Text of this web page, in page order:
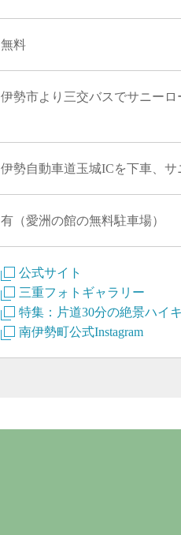
無料
伊勢市より三交バスでサニー
伊勢自動車道玉城ICを下車、
有（愛洲の館の無料駐車場）
公式サイト
三重フォトギャラリー
特集：片道30分の絶景ハイ
南伊勢町公式Instagram